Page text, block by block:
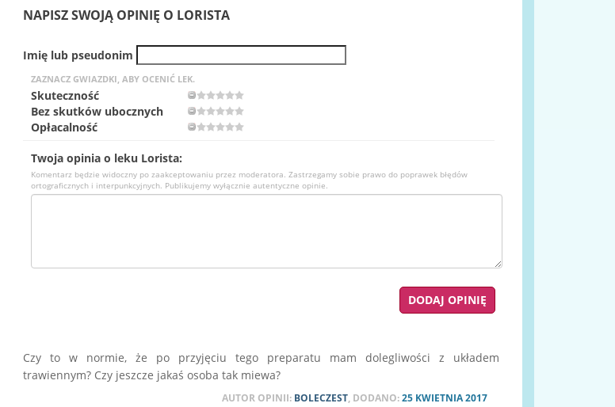
NAPISZ SWOJĄ OPINIĘ O LORISTA
Twoja opinia o leku Lorista:
Komentarz będzie widoczny po zaakceptowaniu przez moderatora. Zastrzegamy sobie prawo do poprawek błędów
ortograficznych i interpunkcyjnych. Publikujemy wyłącznie autentyczne opinie.
Imię lub pseudonim
ZAZNACZ GWIAZDKI, ABY OCENIĆ LEK.
Skuteczność
Bez skutków ubocznych
Opłacalność
Czy to w normie, że po przyjęciu tego preparatu mam dolegliwości z układem
trawiennym? Czy jeszcze jakaś osoba tak miewa?
AUTOR OPINII: BOLECZEST, DODANO:25 KWIETNIA 2017